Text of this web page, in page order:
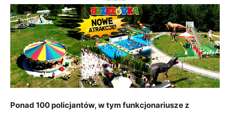
Ponad 100 policjantów, w tym funkcjonariusze z